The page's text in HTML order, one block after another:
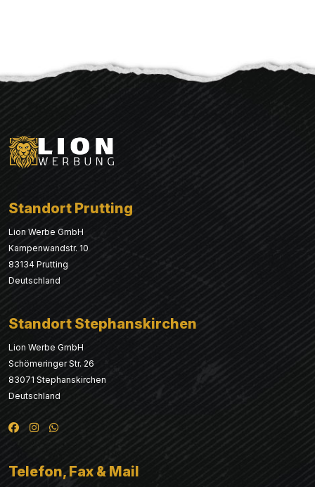
Standort Prutting
Lion Werbe GmbH
Kampenwandstr. 10
83134 Prutting
Deutschland
Standort Stephanskirchen
Lion Werbe GmbH
Schömeringer Str. 26
83071 Stephanskirchen
Deutschland
Telefon, Fax & Mail